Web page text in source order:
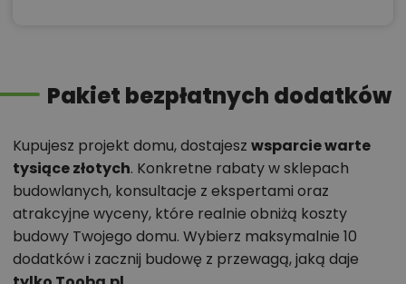
Pakiet bezpłatnych dodatków
Kupujesz projekt domu, dostajesz wsparcie warte
tysiące złotych. Konkretne rabaty w sklepach
budowlanych, konsultacje z ekspertami oraz
atrakcyjne wyceny, które realnie obniżą koszty
budowy Twojego domu. Wybierz maksymalnie 10
dodatków i zacznij budowę z przewagą, jaką daje